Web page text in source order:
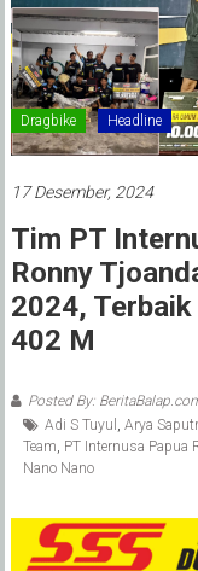
Dragbike Headline
17 Desember, 2024
Tim PT
Ronny
2024, Terbaik
402 M
Posted By:
Adi S Tuyul , Arya
Team, PT Internusa Papua
Nano Nano